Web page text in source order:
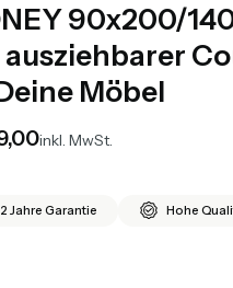
90x200/
Möbel
inkl. MwSt.
2 Jahre Garantie Hohe